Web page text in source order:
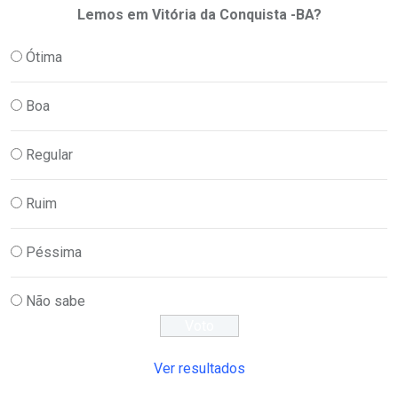
Lemos em Vitória da Conquista -BA?
Ótima
Boa
Regular
Ruim
Péssima
Não sabe
Ver resultados